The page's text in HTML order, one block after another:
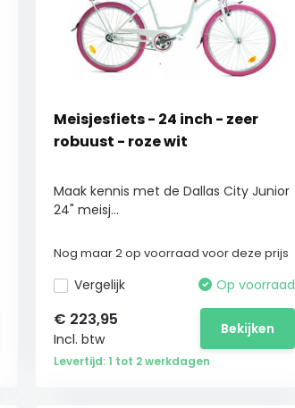
Meisjesfiets - 24 inch - zeer
robuust - roze wit
Maak kennis met de Dallas City Junior
24" meisj...
Nog maar 2 op voorraad voor deze prijs
Vergelijk Op voorraad
€ 223,95
Incl. btw
Bekijken
Levertijd: 1 tot 2 werkdagen